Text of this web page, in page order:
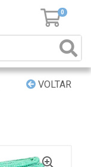
0
VOLTAR